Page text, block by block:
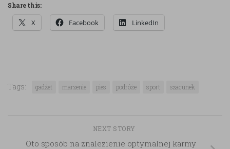
Share this:
X Facebook LinkedIn
Tags: gadżet marzenie pies podróże sport szacunek
NEXT STORY
Oto sposób na znalezienie optymalnej karmy